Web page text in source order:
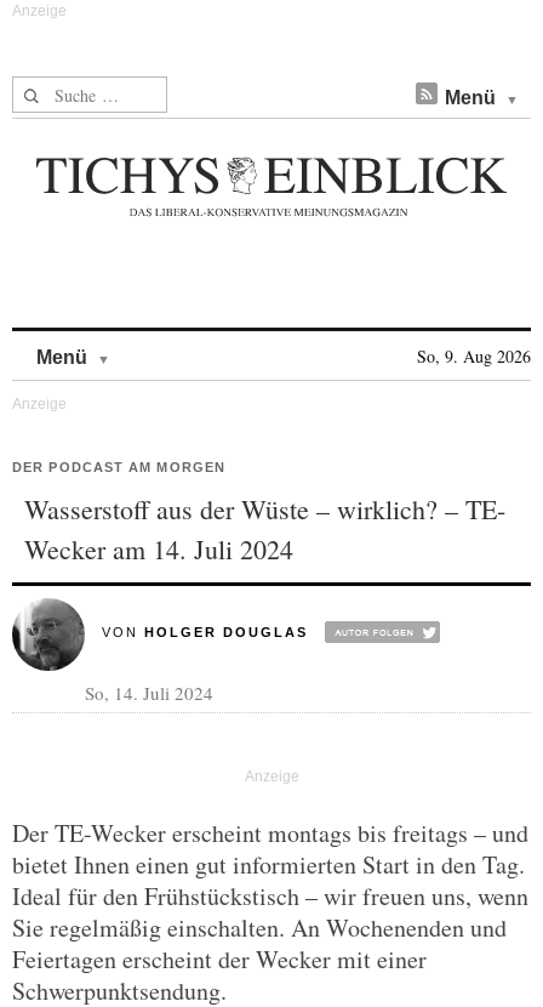
Suche nach: Menü
Menü So, 9. Aug 2026
DER PODCAST AM MORGEN
Wasserstoff aus der Wüste – wirklich? – TE-
Wecker am 14. Juli 2024
VON HOLGER DOUGLAS
So, 14. Juli 2024
Der TE-Wecker erscheint montags bis freitags – und
bietet Ihnen einen gut informierten Start in den Tag.
Ideal für den Frühstückstisch – wir freuen uns, wenn
Sie regelmäßig einschalten. An Wochenenden und
Feiertagen erscheint der Wecker mit einer
Schwerpunktsendung.